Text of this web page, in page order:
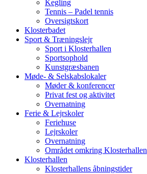
Kegling
Tennis – Padel tennis
Oversigtskort
Klosterbadet
Sport & Træningslejr
Sport i Klosterhallen
Sportsophold
Kunstgræsbanen
Møde- & Selskabslokaler
Møder & konferencer
Privat fest og aktivitet
Overnatning
Ferie & Lejrskoler
Feriehuse
Lejrskoler
Overnatning
Området omkring Klosterhallen
Klosterhallen
Klosterhallens åbningstider